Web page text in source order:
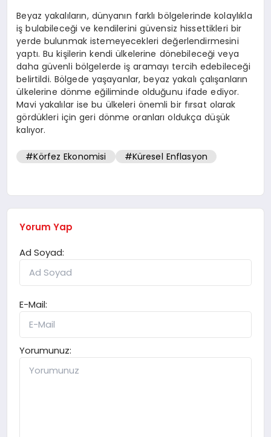
Beyaz yakalıların, dünyanın farklı bölgelerinde kolaylıkla
iş bulabileceği ve kendilerini güvensiz hissettikleri bir
yerde bulunmak istemeyecekleri değerlendirmesini
yaptı. Bu kişilerin kendi ülkelerine dönebileceği veya
daha güvenli bölgelerde iş aramayı tercih edebileceği
belirtildi. Bölgede yaşayanlar, beyaz yakalı çalışanların
ülkelerine dönme eğiliminde olduğunu ifade ediyor.
Mavi yakalılar ise bu ülkeleri önemli bir fırsat olarak
gördükleri için geri dönme oranları oldukça düşük
kalıyor.
#Körfez Ekonomisi #Küresel Enflasyon
Yorum Yap
Ad Soyad:
E-Mail:
Yorumunuz: